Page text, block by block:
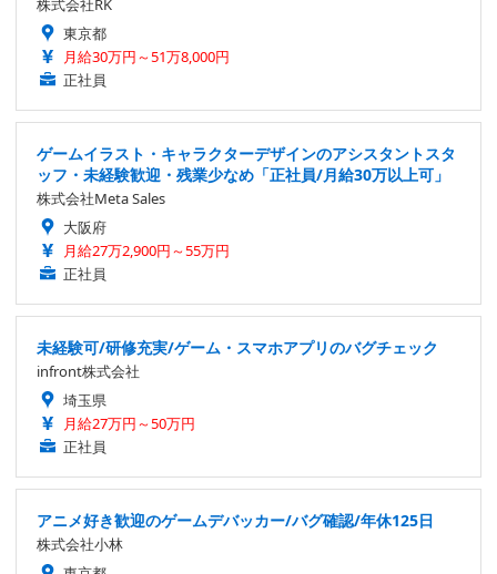
株式会社RK
東京都
月給30万円～51万8,000円
正社員
ゲームイラスト・キャラクターデザインのアシスタントスタ
ッフ・未経験歓迎・残業少なめ「正社員/月給30万以上可」
株式会社Meta Sales
大阪府
月給27万2,900円～55万円
正社員
未経験可/研修充実/ゲーム・スマホアプリのバグチェック
infront株式会社
埼玉県
月給27万円～50万円
正社員
アニメ好き歓迎のゲームデバッカー/バグ確認/年休125日
株式会社小林